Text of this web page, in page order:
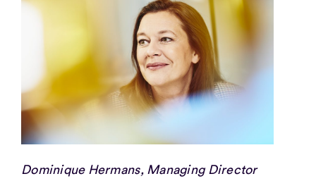
Dominique Hermans, Managing Director